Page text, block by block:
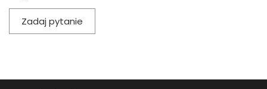
Zadaj pytanie